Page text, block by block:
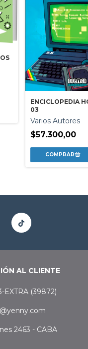
ENCICLOPEDIA
03
Varios Autores
$57.300,00
AL CLIENTE
EXTRA (39872)
2463 - CABA